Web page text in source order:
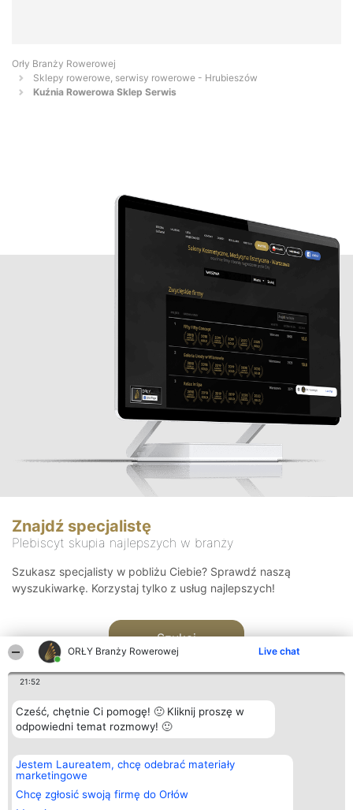
ORŁY Branży Rowerowej Live chat
21:52
Cześć, chętnie Ci pomogę! 🙂 Kliknij proszę w
odpowiedni temat rozmowy! 🙂
Jestem Laureatem, chcę odebrać materiały
marketingowe
Chcę zgłosić swoją firmę do Orłów
Orły Branży Rowerowej
Sklepy rowerowe, serwisy rowerowe - Hrubieszów
Kuźnia Rowerowa Sklep Serwis
Znajdź specjalistę
Plebiscyt skupia najlepszych w branży
Szukasz specjalisty w pobliżu Ciebie? Sprawdź naszą
wyszukiwarkę. Korzystaj tylko z usług najlepszych!
Szukaj
Organizator plebiscytu
Bright Side Solutions sp. z o.
o. sp. k.
ul. Ruska 22
Wrocław 50-079
Plebiscyt
Laureaci
wszystkich
Laureatów
Kontakt
Kontakt